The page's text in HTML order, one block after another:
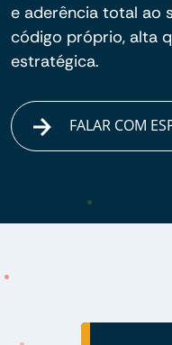
e aderência total ao
código próprio, alta
estratégica.
FALAR COM